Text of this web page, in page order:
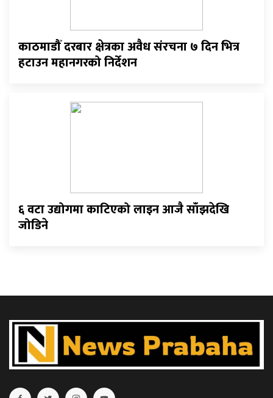
काठमाडौँ दरबार क्षेत्रका अवैध संरचना ७ दिन भित्र
हटाउन महानगरको निर्देशन
६ वटा उद्योगमा काटिएको लाइन आजै साँझदेखि
जोडिने